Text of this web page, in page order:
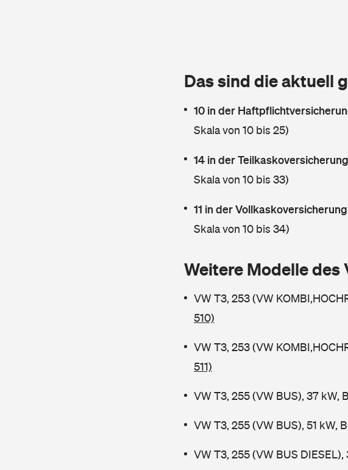
Das sind die aktuell
10 in der
Skala von 10 bis 25)
14 in der Teilkaskoversicherung
Skala von 10 bis 33)
11 in der Vollkaskoversicherung
Skala von 10 bis 34)
Weitere Modelle des
VW T3, 253 (VW
510)
VW T3, 253 (VW
511)
VW T3, 255 (VW BUS), 37 kW,
VW T3, 255 (VW BUS), 51 kW,
VW T3, 255 (VW BUS